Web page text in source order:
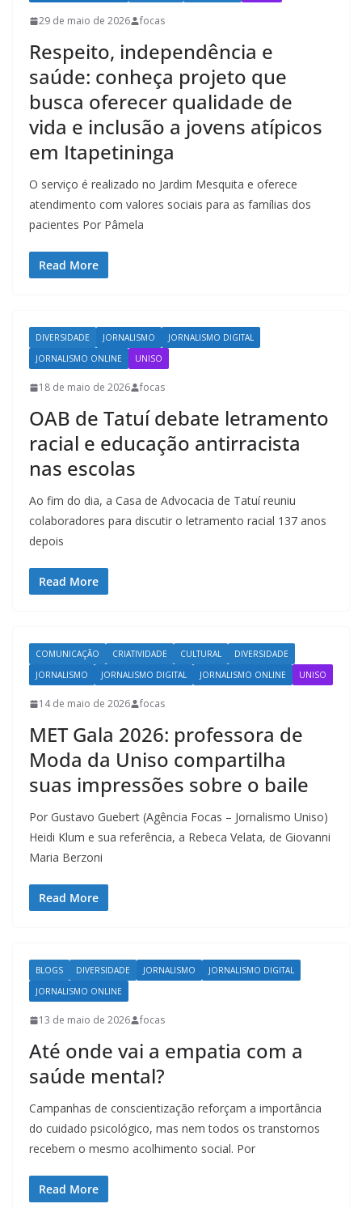
29 de maio de 2026 focas
Respeito, independência e
saúde: conheça projeto que
busca oferecer qualidade de
vida e inclusão a jovens atípicos
em Itapetininga
O serviço é realizado no Jardim Mesquita e oferece
atendimento com valores sociais para as famílias dos
pacientes Por Pâmela
Read More
DIVERSIDADE JORNALISMO
JORNALISMO DIGITAL
JORNALISMO ONLINE
UNISO
18 de maio de 2026 focas
OAB de Tatuí debate letramento
racial e educação antirracista
nas escolas
Ao fim do dia, a Casa de Advocacia de Tatuí reuniu
colaboradores para discutir o letramento racial 137 anos
depois
Read More
COMUNICAÇÃO CRIATIVIDADE CULTURAL
DIVERSIDADE
JORNALISMO
JORNALISMO DIGITAL JORNALISMO ONLINE UNISO
14 de maio de 2026 focas
MET Gala 2026: professora de
Moda da Uniso compartilha
suas impressões sobre o baile
Por Gustavo Guebert (Agência Focas – Jornalismo Uniso)
Heidi Klum e sua referência, a Rebeca Velata, de Giovanni
Maria Berzoni
Read More
BLOGS DIVERSIDADE JORNALISMO
JORNALISMO DIGITAL
JORNALISMO ONLINE
13 de maio de 2026 focas
Até onde vai a empatia com a
saúde mental?
Campanhas de conscientização reforçam a importância
do cuidado psicológico, mas nem todos os transtornos
recebem o mesmo acolhimento social. Por
Read More